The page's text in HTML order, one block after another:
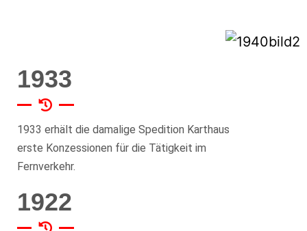
1933
1933 erhält die damalige Spedition Karthaus
erste Konzessionen für die Tätigkeit im
Fernverkehr.
1922